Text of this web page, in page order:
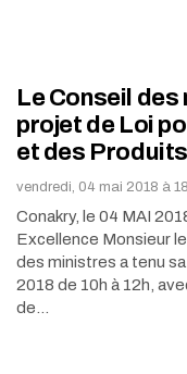
Le Conseil
projet de Loi
et des
vendredi, 04 mai 2018 à
Conakry, le 04 MAI
Excellence Monsieur
des ministres a tenu
2018 de 10h à 12h,
de…